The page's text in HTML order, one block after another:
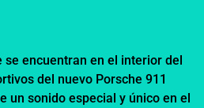
se encuentran en el interior del
del nuevo Porsche 911
un sonido especial y único en el